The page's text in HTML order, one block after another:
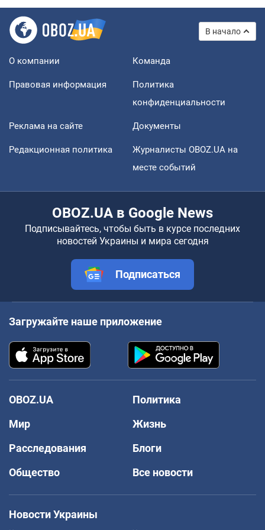
В начало
О компании Команда
Правовая информация
Политика
конфиденциальности
Реклама на сайте Документы
Редакционная политика
Журналисты OBOZ.UA на
месте событий
OBOZ.UA в Google News
Подписывайтесь, чтобы быть в курсе последних
новостей Украины и мира сегодня
Подписаться
Загружайте наше приложение
OBOZ.UA
Политика
Мир
Жизнь
Расследования
Блоги
Общество
Все новости
Новости Украины